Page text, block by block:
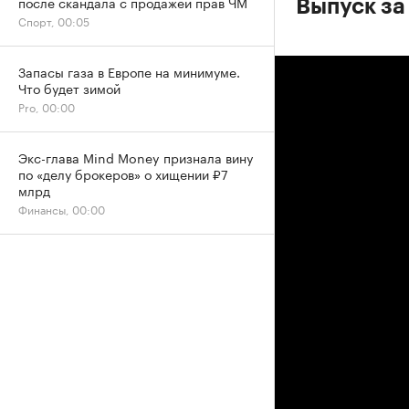
Выпуск
Спорт, 00:05
Запасы газа в Европе на минимуме.
Что будет зимой
Pro, 00:00
Экс-глава Mind Money признала вину
по «делу брокеров» о хищении ₽7
млрд
Финансы, 00:00